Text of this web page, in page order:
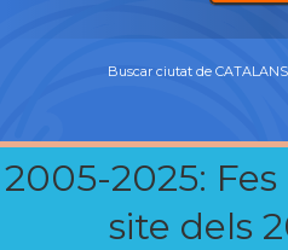
Buscar ciutat de
2005-2025:
site dels